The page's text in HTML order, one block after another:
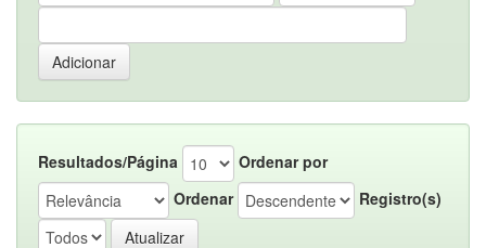
Resultados/Página
Ordenar por
Ordenar
Registro(s)